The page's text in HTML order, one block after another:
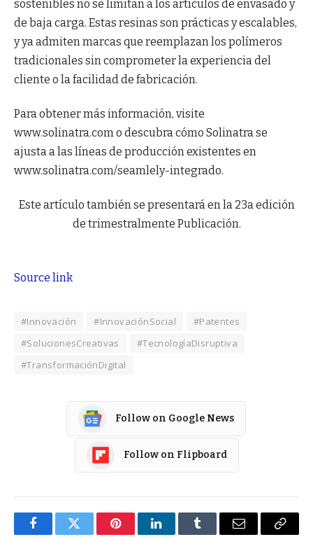
sostenibles no se limitan a los artículos de envasado y
de baja carga. Estas resinas son prácticas y escalables,
y ya admiten marcas que reemplazan los polímeros
tradicionales sin comprometer la experiencia del
cliente o la facilidad de fabricación.
Para obtener más información, visite
www.solinatra.com o descubra cómo Solinatra se
ajusta a las líneas de producción existentes en
www.solinatra.com/seamlely-integrado.
Este artículo también se presentará en la 23a edición
de trimestralmente Publicación.
Source link
#Innovación #InnovaciónSocial
#Patentes
#SolucionesCreativas
#TecnologíaDisruptiva
#TransformaciónDigital
Follow on Google News
Follow on Flipboard
FacebookTwitter PinterestLinkedInTumblr Email Copy